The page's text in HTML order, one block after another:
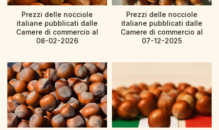
Prezzi delle nocciole
italiane pubblicati dalle
Camere di commercio al
08-02-2026
Prezzi delle nocciole
italiane pubblicati dalle
Camere di commercio al
07-12-2025